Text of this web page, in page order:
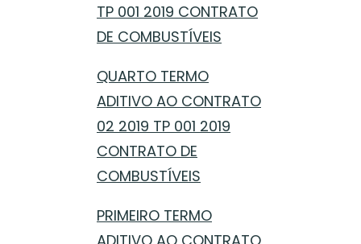
TP 001 2019 CONTRATO
DE COMBUSTÍVEIS
QUARTO TERMO
ADITIVO AO CONTRATO
02 2019 TP 001 2019
CONTRATO DE
COMBUSTÍVEIS
PRIMEIRO TERMO